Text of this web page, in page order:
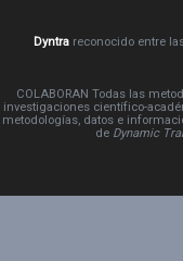
Dyntrareconocido entre
COLABORAN Todas las
investigaciones científico-
metodologías, datos e
de Dynamic